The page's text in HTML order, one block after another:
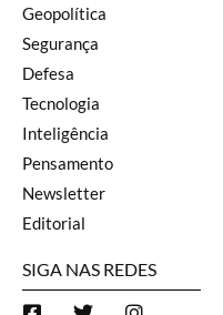
Geopolítica
Segurança
Defesa
Tecnologia
Inteligência
Pensamento
Newsletter
Editorial
SIGA NAS REDES